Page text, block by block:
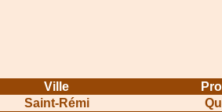
Ville
Saint-Rémi